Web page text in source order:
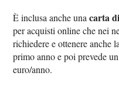
È inclusa anche unacarta
per acquisti online che nei
richiedere e ottenere anche
primo anno e poi prevede
euro/anno.